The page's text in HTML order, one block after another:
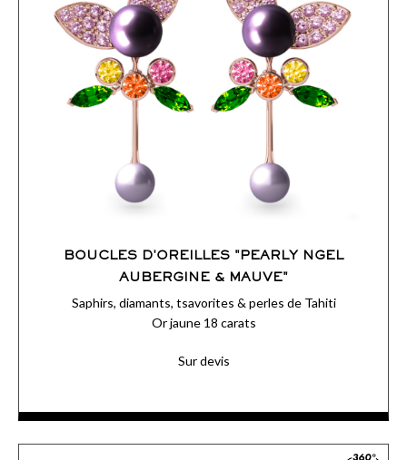
BOUCLES D'OREILLES "PEARLY NGEL
AUBERGINE & MAUVE"
Saphirs, diamants, tsavorites & perles de Tahiti
Or jaune 18 carats
Sur devis